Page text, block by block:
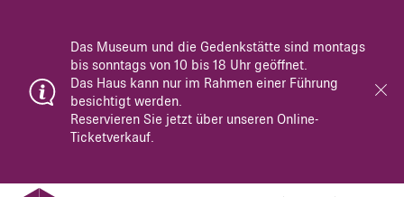
Das Museum und die Gedenkstätte sind montags
bis sonntags von 10 bis 18 Uhr geöffnet.
Das Haus kann nur im Rahmen einer Führung
besichtigt werden.
Reservieren Sie jetzt über unseren Online-
Ticketverkauf.